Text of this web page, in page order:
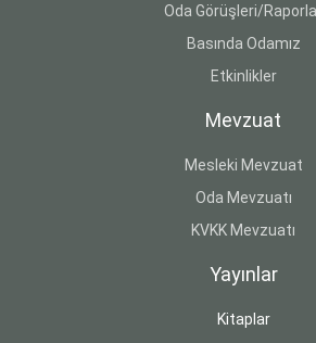
Oda Görüşleri/
Basında Odamız
Etkinlikler
Mevzuat
Mesleki Mevzuat
Oda Mevzuatı
KVKK Mevzuatı
Yayınlar
Kitaplar